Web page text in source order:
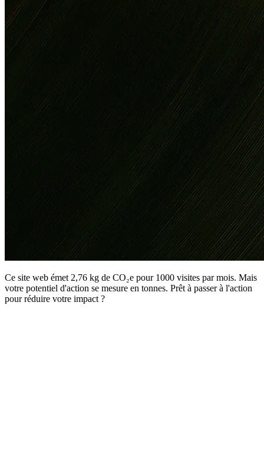
Ce site web émet 2,76 kg de CO₂e pour 1000 visites par mois. Mais
votre potentiel d'action se mesure en tonnes. Prêt à passer à l'action
pour réduire votre impact ?